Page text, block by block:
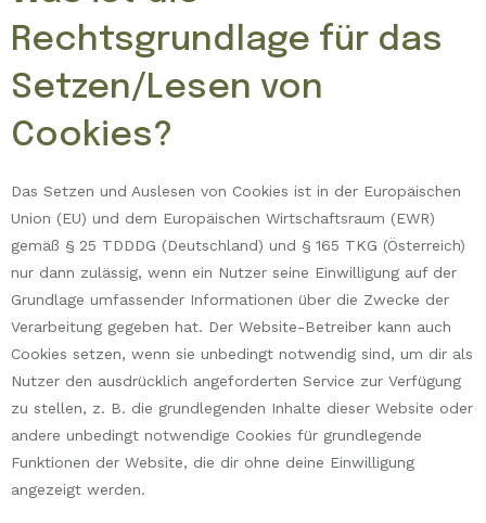
Rechtsgrundlage für das
Setzen/Lesen von
Cookies?
Das Setzen und Auslesen von Cookies ist in der Europäischen
Union (EU) und dem Europäischen Wirtschaftsraum (EWR)
gemäß § 25 TDDDG (Deutschland) und § 165 TKG (Österreich)
nur dann zulässig, wenn ein Nutzer seine Einwilligung auf der
Grundlage umfassender Informationen über die Zwecke der
Verarbeitung gegeben hat. Der Website-Betreiber kann auch
Cookies setzen, wenn sie unbedingt notwendig sind, um dir als
Nutzer den ausdrücklich angeforderten Service zur Verfügung
zu stellen, z. B. die grundlegenden Inhalte dieser Website oder
andere unbedingt notwendige Cookies für grundlegende
Funktionen der Website, die dir ohne deine Einwilligung
angezeigt werden.